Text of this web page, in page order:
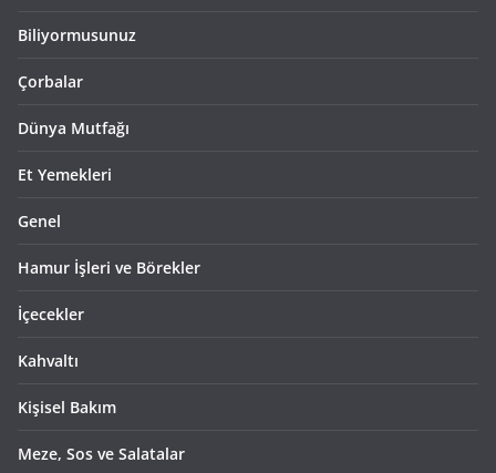
Biliyormusunuz
Çorbalar
Dünya Mutfağı
Et Yemekleri
Genel
Hamur İşleri ve Börekler
İçecekler
Kahvaltı
Kişisel Bakım
Meze, Sos ve Salatalar